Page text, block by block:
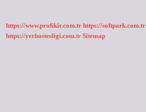
https://www.profikir.com.tr https://softpark.com.tr
https://yerhostesligi.com.tr Sitemap